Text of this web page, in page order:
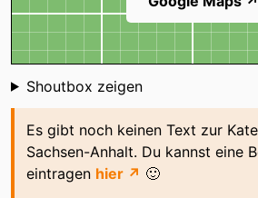
Shoutbox
Shoutbox zeigen
Es gibt noch keinen Text zur
Sachsen-Anhalt. Du kannst eine
eintragen hier ↗ 🙂